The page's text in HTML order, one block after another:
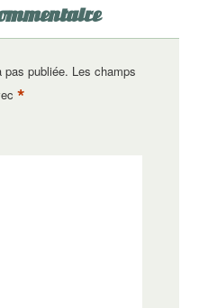
pas publiée. Les champs
*